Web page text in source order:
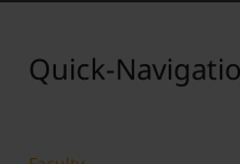
Quick-